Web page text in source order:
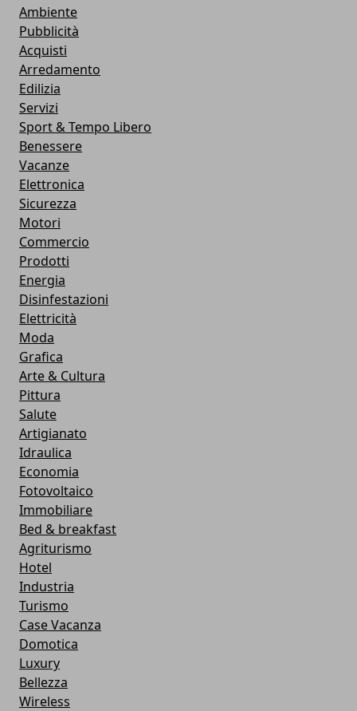
Ambiente
Pubblicità
Acquisti
Arredamento
Edilizia
Servizi
Sport & Tempo Libero
Benessere
Vacanze
Elettronica
Sicurezza
Motori
Commercio
Prodotti
Energia
Disinfestazioni
Elettricità
Moda
Grafica
Arte & Cultura
Pittura
Salute
Artigianato
Idraulica
Economia
Fotovoltaico
Immobiliare
Bed & breakfast
Agriturismo
Hotel
Industria
Turismo
Case Vacanza
Domotica
Luxury
Bellezza
Wireless